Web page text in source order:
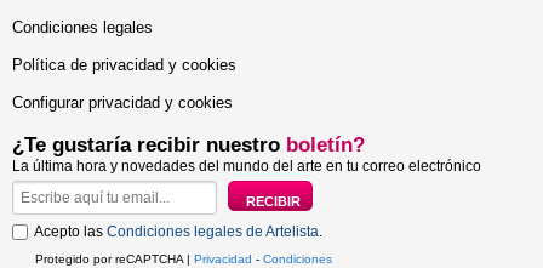
Condiciones legales
Política de privacidad y cookies
Configurar privacidad y cookies
¿Te gustaría recibir nuestro boletín?
La última hora y novedades del mundo del arte en tu correo electrónico
Acepto las Condiciones legales de Artelista.
Protegido por reCAPTCHA | Privacidad - Condiciones